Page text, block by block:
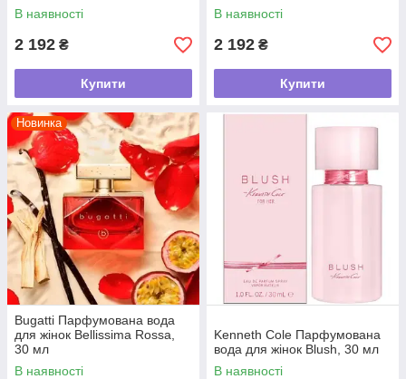
В наявності
2 192 ₴
Купити
В наявності
2 192 ₴
Купити
Новинка
Bugatti Парфумована вода
для жінок Bellissima Rossa,
30 мл
В наявності
Kenneth Cole Парфумована
вода для жінок Blush, 30 мл
В наявності